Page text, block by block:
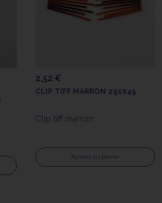
2,52 €
CLIP TIFF MARRON 291045
Clip tiff marron
Ajouter au panier